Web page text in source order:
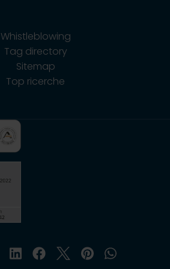
Whistleblowing
Tag directory
Sitemap
Top ricerche